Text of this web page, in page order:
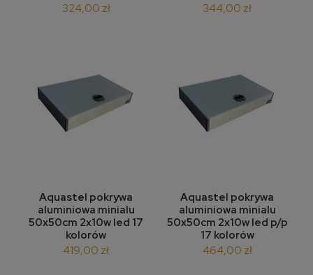
324,00 zł 344,00 zł
Aquastel pokrywa
aluminiowa minialu
50x50cm 2x10w led 17
kolorów
419,00 zł
Aquastel pokrywa
aluminiowa minialu
50x50cm 2x10w led p/p
17 kolorów
464,00 zł